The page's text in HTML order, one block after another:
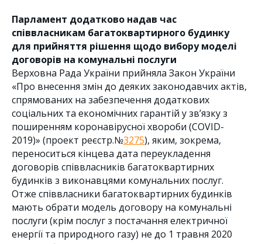
Парламент додатково надав час
співвласникам багатоквартирного будинку
для прийняття рішення щодо вибору моделі
договорів на комунальні послуги
Верховна Рада України прийняла Закон України
«Про внесення змін до деяких законодавчих актів,
спрямованих на забезпечення додаткових
соціальних та економічних гарантій у зв’язку з
поширенням коронавірусної хвороби (COVID-
2019)» (проект реєстр.№3275), яким, зокрема,
переноситься кінцева дата переукладення
договорів співвласників багатоквартирних
будинків з виконавцями комунальних послуг.
Отже співвласники багатоквартирних будинків
мають обрати модель договору на комунальні
послуги (крім послуг з постачання електричної
енергії та природного газу) не до 1 травня 2020